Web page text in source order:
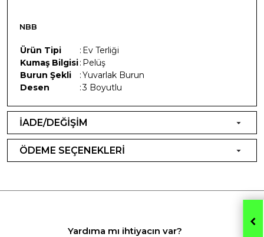
NBB
Ürün Tipi : Ev Terliği
Kumaş Bilgisi: Pelüş
Burun Şekli
:Yuvarlak Burun
Desen
:3 Boyutlu
İADE/DEĞİŞİM
ÖDEME SEÇENEKLERİ
Yardıma mı ihtiyacın var?